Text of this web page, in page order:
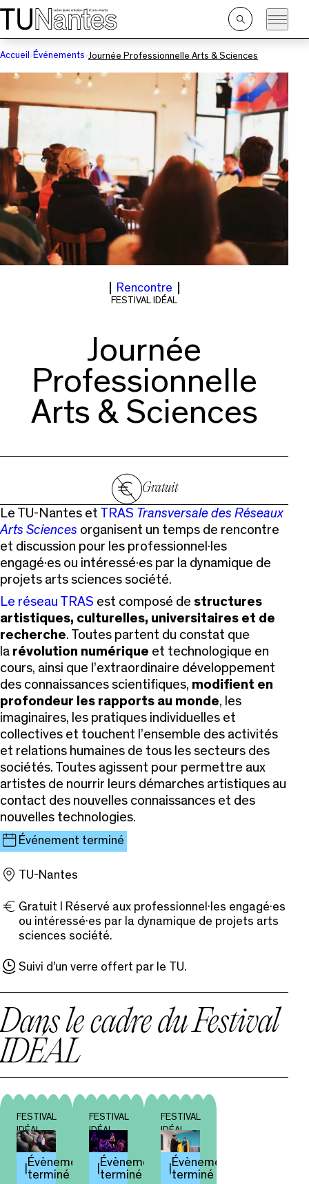
Passer directement à la navigation
Passer directement au contenu principal
Ouvrir
la
Accueil
Événements Journée Professionnelle Arts & Sciences
Rencontre
FESTIVAL IDÉAL
Journée
Professionnelle
Arts & Sciences
Gratuit
Le TU-Nantes et TRAS Transversale des Réseaux
Arts Sciences organisent un temps de rencontre
et discussion pour les professionnel·les
engagé·es ou intéressé·es par la dynamique de
projets arts sciences société.
Le réseau TRAS est composé de structures
artistiques, culturelles, universitaires et de
recherche. Toutes partent du constat que
la révolution numérique et technologique en
cours, ainsi que l’extraordinaire développement
des connaissances scientifiques, modifient en
profondeur les rapports au monde, les
imaginaires, les pratiques individuelles et
collectives et touchent l’ensemble des activités
et relations humaines de tous les secteurs des
sociétés. Toutes agissent pour permettre aux
artistes de nourrir leurs démarches artistiques au
contact des nouvelles connaissances et des
nouvelles technologies.
Événement terminé
TU-Nantes
Gratuit I Réservé aux professionnel·les engagé·es
ou intéressé·es par la dynamique de projets arts
sciences société.
Suivi d'un verre offert par le TU.
Dans le cadre du Festival
IDÉAL
FESTIVAL
IDÉAL
Évènement
terminé
FESTIVAL
IDÉAL
Évènement
terminé
FESTIVAL
IDÉAL
Évènement
terminé